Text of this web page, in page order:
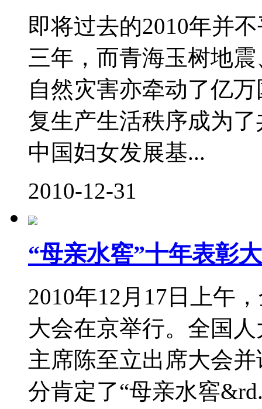
即将过去的2010年并
三年，而青海玉树地
自然灾害亦牵动了亿
复生产生活秩序成为
中国妇女发展基...
2010-12-31
“母亲水窖”十年表彰
2010年12月17日上午
大会在京举行。全国
主席陈至立出席大会
分肯定了“母亲水窖